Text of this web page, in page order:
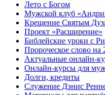
Лето с Богом
Мужской клуб
Крещение Святым
Проект «Расширение»
Библейские уроки с
Пророческое слово на
Актуальные онлайн-
Онлайн-курсы для
Долги, кредиты
Служение Дэнис